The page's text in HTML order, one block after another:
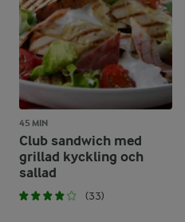
45 MIN
Club sandwich med
grillad kyckling och
sallad
(33)